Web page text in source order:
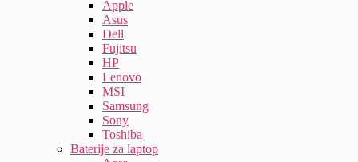
Apple
Asus
Dell
Fujitsu
HP
Lenovo
MSI
Samsung
Sony
Toshiba
Baterije za laptop